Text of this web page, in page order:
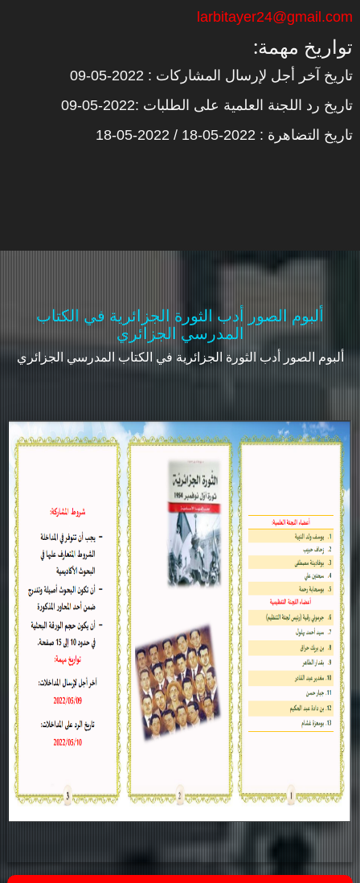
larbitayer24@gmail.com
:تواريخ مهمة
تاريخ آخر أجل لإرسال المشاركات : 2022-05-09
تاريخ رد اللجنة العلمية على الطلبات :2022-05-09
تاريخ التضاهرة : 2022-05-18 / 2022-05-18
ألبوم الصور أدب الثورة الجزائرية في الكتاب
المدرسي الجزائري
ألبوم الصور أدب الثورة الجزائرية في الكتاب المدرسي الجزائري